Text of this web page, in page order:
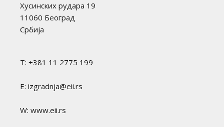
Хусинских рудара 19
11060 Београд
Србија
T: +381 11 2775 199
E: izgradnja@eii.rs
W: www.eii.rs